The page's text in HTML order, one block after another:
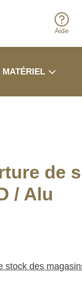
Aide
MATÉRIEL
de
/ Alu
stock des